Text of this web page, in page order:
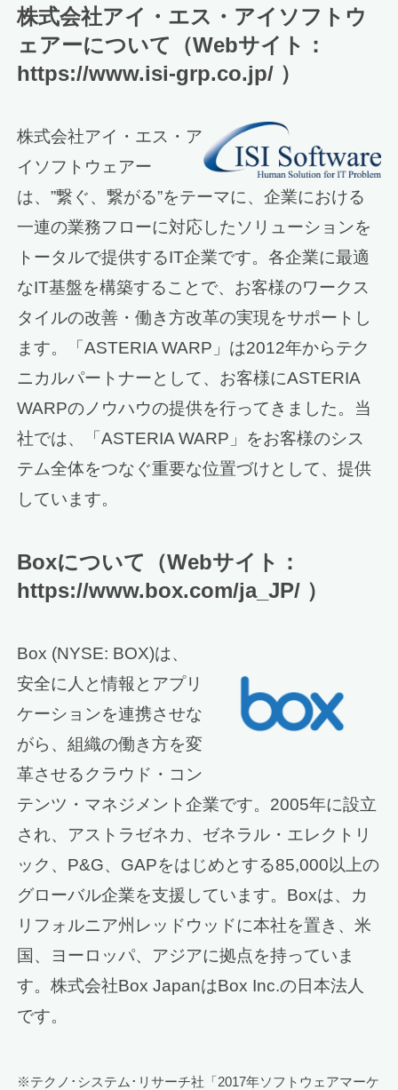
株式会社アイ・エス・アイソフトウ
ェアーについて（Webサイト：
https://www.isi-grp.co.jp/ ）
株式会社アイ・エス・ア
イソフトウェアー
は、”繋ぐ、繋がる”をテーマに、企業における
一連の業務フローに対応したソリューションを
トータルで提供するIT企業です。各企業に最適
なIT基盤を構築することで、お客様のワークス
タイルの改善・働き方改革の実現をサポートし
ます。「ASTERIA WARP」は2012年からテク
ニカルパートナーとして、お客様にASTERIA
WARPのノウハウの提供を行ってきました。当
社では、「ASTERIA WARP」をお客様のシス
テム全体をつなぐ重要な位置づけとして、提供
しています。
Boxについて（Webサイト：
https://www.box.com/ja_JP/ ）
Box (NYSE: BOX)は、
安全に人と情報とアプリ
ケーションを連携させな
がら、組織の働き方を変
革させるクラウド・コン
テンツ・マネジメント企業です。2005年に設立
され、アストラゼネカ、ゼネラル・エレクトリ
ック、P&G、GAPをはじめとする85,000以上の
グローバル企業を支援しています。Boxは、カ
リフォルニア州レッドウッドに本社を置き、米
国、ヨーロッパ、アジアに拠点を持っていま
す。株式会社Box JapanはBox Inc.の日本法人
です。
※テクノ･システム･リサーチ社「2017年ソフトウェアマーケ